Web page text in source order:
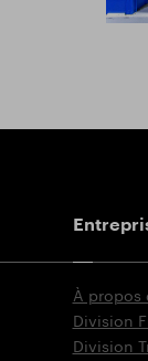
À propos
Division
Division